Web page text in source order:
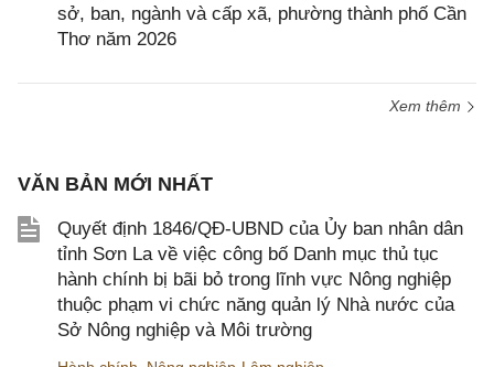
sở, ban, ngành và cấp xã, phường thành phố Cần
Thơ năm 2026
Xem thêm
VĂN BẢN MỚI NHẤT
Quyết định 1846/QĐ-UBND của Ủy ban nhân dân
tỉnh Sơn La về việc công bố Danh mục thủ tục
hành chính bị bãi bỏ trong lĩnh vực Nông nghiệp
thuộc phạm vi chức năng quản lý Nhà nước của
Sở Nông nghiệp và Môi trường